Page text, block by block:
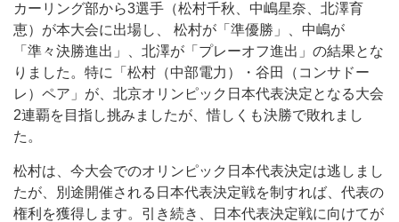
カーリング部から3選手（松村千秋、中嶋星奈、北澤育
恵）が本大会に出場し、 松村が「準優勝」、中嶋が
「準々決勝進出」、北澤が「プレーオフ進出」の結果とな
りました。特に「松村（中部電力）・谷田（コンサドー
レ）ペア」が、北京オリンピック日本代表決定となる大会
2連覇を目指し挑みましたが、惜しくも決勝で敗れまし
た。
松村は、今大会でのオリンピック日本代表決定は逃しまし
たが、別途開催される日本代表決定戦を制すれば、代表の
権利を獲得します。引き続き、日本代表決定戦に向けてが